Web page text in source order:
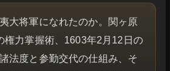
大将軍になれたのか。関ヶ原
権力掌握術、1603年2月12日の
法度と参勤交代の仕組み、そ